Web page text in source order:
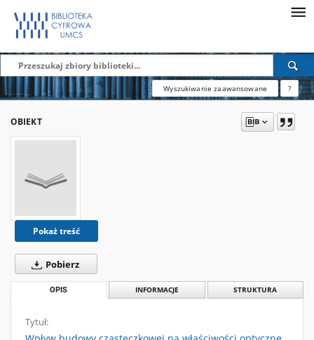
Wyszukiwanie zaawansowane ?
OBIEKT
Pokaż treść
Pobierz
OPIS INFORMACJE STRUKTURA
Tytuł: